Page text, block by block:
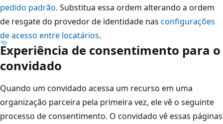
pedido padrão. Substitua essa ordem alterando a ordem
de resgate do provedor de identidade nas configurações
de acesso entre locatários.
Experiência de consentimento para o
convidado
Quando um convidado acessa um recurso em uma
organização parceira pela primeira vez, ele vê o seguinte
processo de consentimento. O convidado vê essas páginas